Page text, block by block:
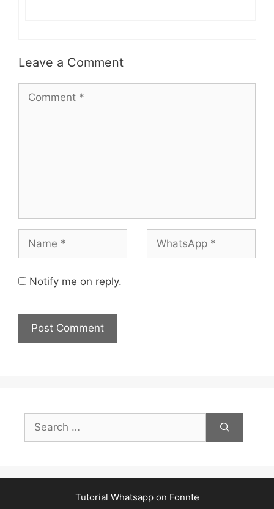
Leave a Comment
Notify me on reply.
Search
for:
Tutorial Whatsapp on Fonnte